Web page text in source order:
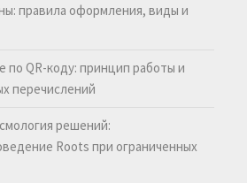
правила оформления, виды и
по QR-коду: принцип работы и
перечислений
решений:
Roots при ограниченных